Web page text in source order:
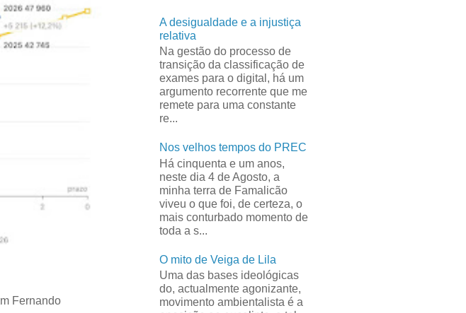
Fernando
A desigualdade e a injustiça
relativa
Na gestão do processo de
transição da classificação de
exames para o digital, há um
argumento recorrente que me
remete para uma constante
re...
Nos velhos tempos do PREC
Há cinquenta e um anos,
neste dia 4 de Agosto, a
minha terra de Famalicão
viveu o que foi, de certeza, o
mais conturbado momento de
toda a s...
O mito de Veiga de Lila
Uma das bases ideológicas
do, actualmente agonizante,
movimento ambientalista é a